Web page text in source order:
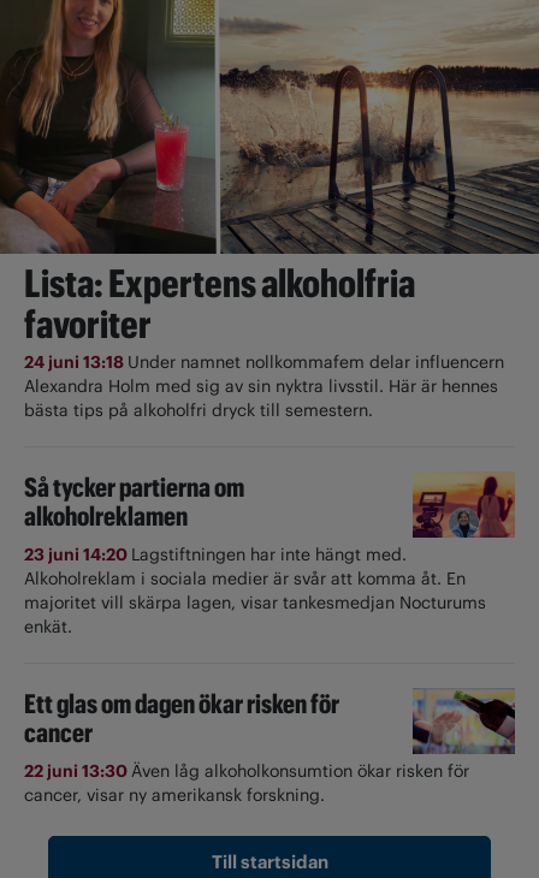
Lista: Expertens alkoholfria
favoriter
24 juni 13:18 Under namnet nollkommafem delar influencern
Alexandra Holm med sig av sin nyktra livsstil. Här är hennes
bästa tips på alkoholfri dryck till semestern.
Så tycker partierna om
alkoholreklamen
23 juni 14:20 Lagstiftningen har inte hängt med.
Alkoholreklam i sociala medier är svår att komma åt. En
majoritet vill skärpa lagen, visar tankesmedjan Nocturums
enkät.
Ett glas om dagen ökar risken för
cancer
22 juni 13:30Även låg alkoholkonsumtion ökar risken för
cancer, visar ny amerikansk forskning.
Till startsidan